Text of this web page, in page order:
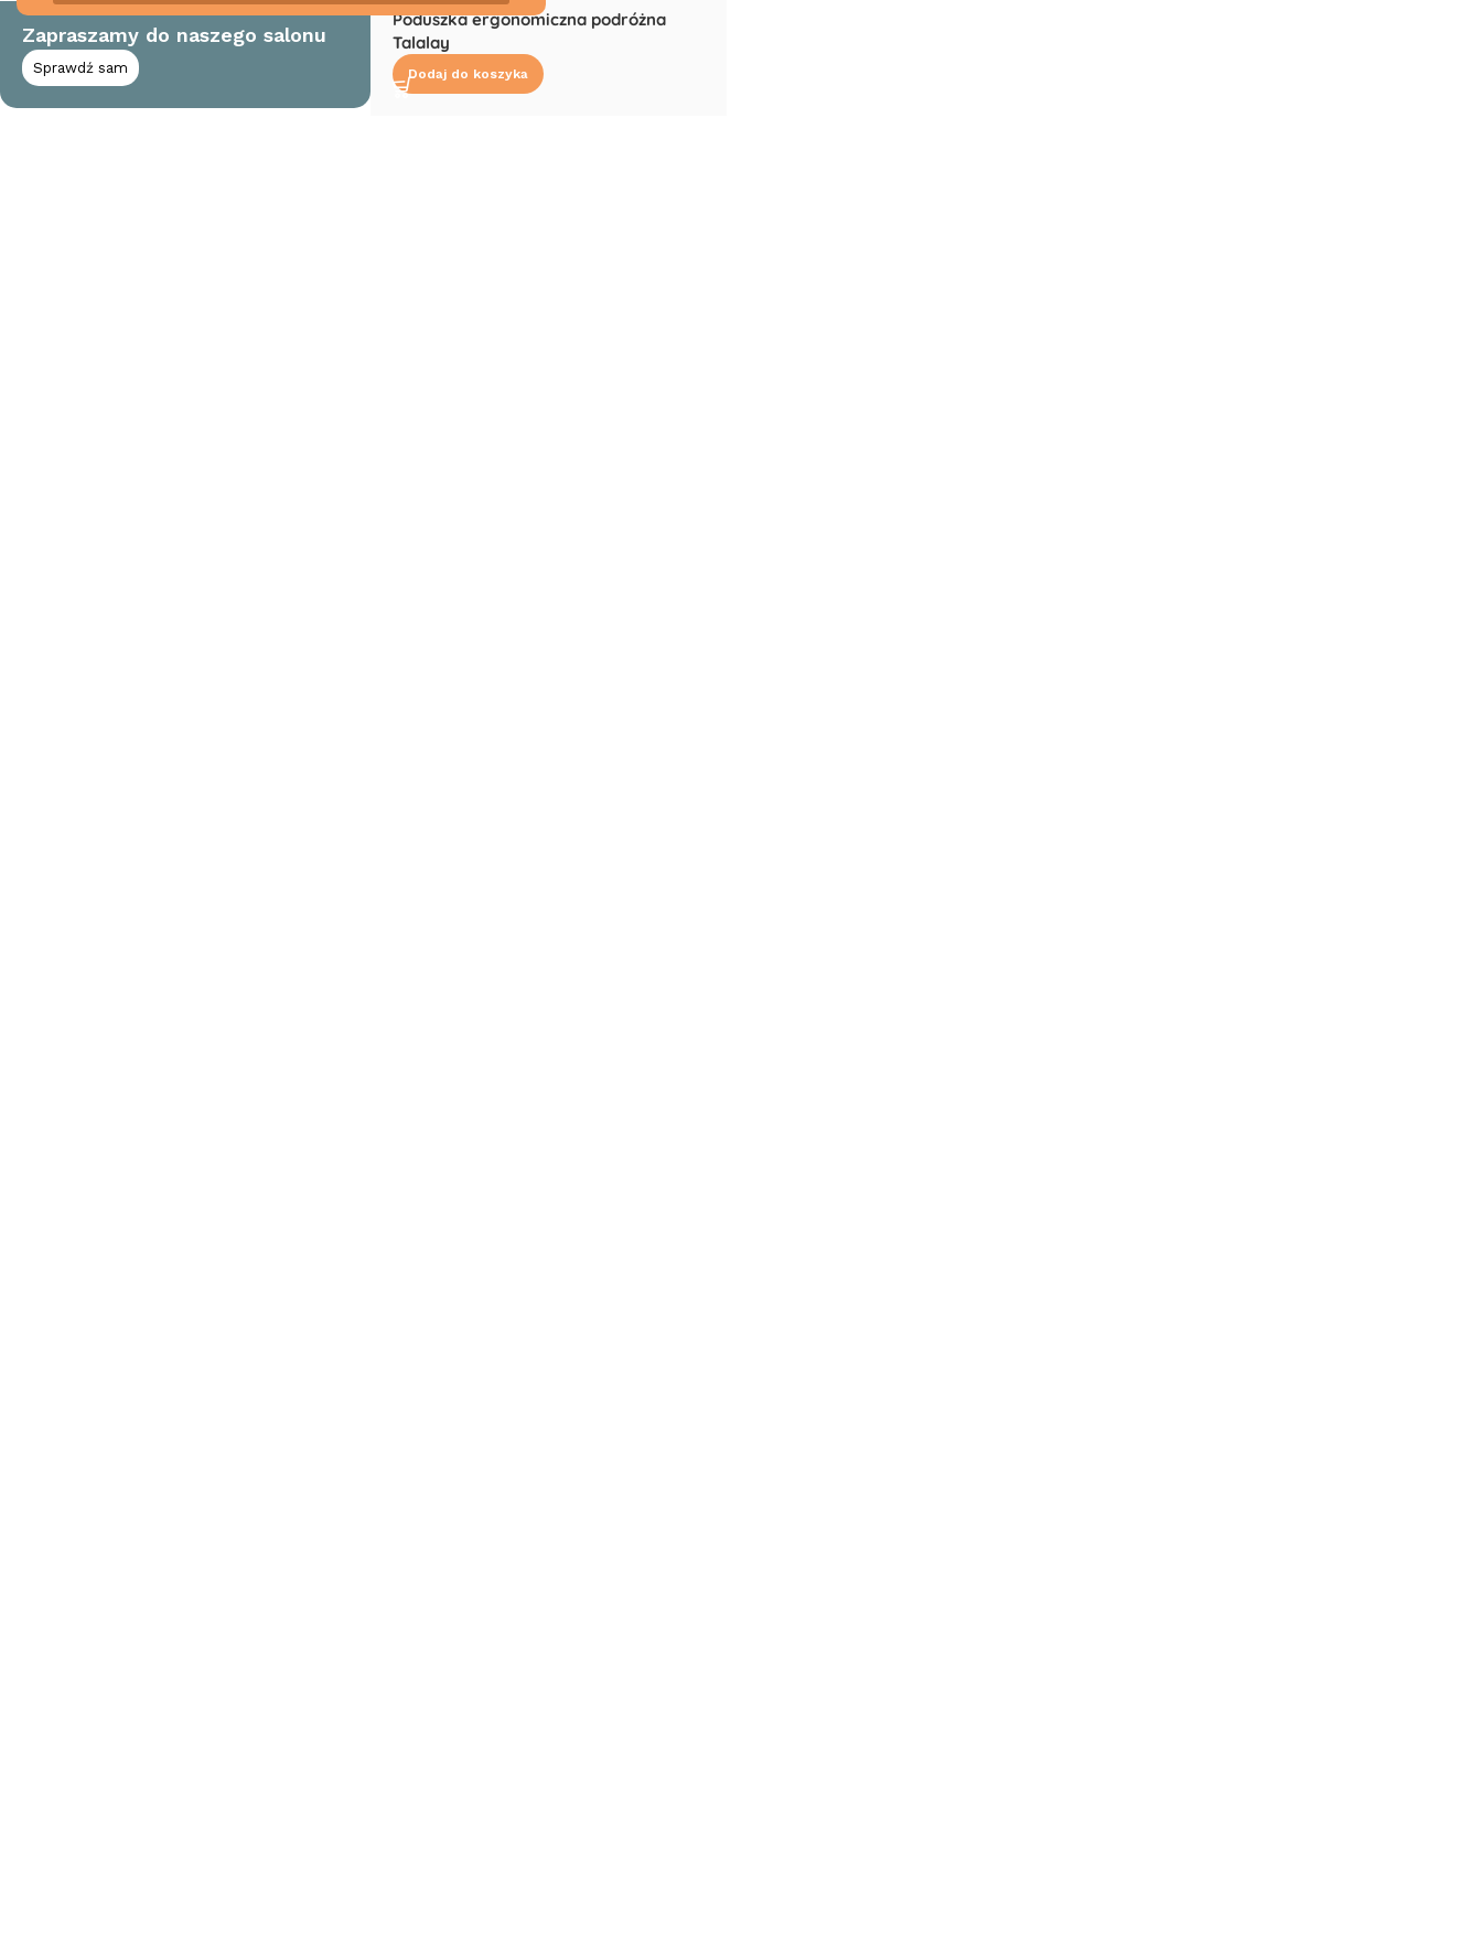
Zapraszamy do naszego salonu
Sprawdź sam
Poduszka ergonomiczna podróżna
Talalay
Dodaj do koszyka